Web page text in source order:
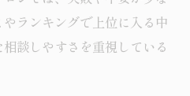
ランキングで上位に入る中
談しやすさを重視している